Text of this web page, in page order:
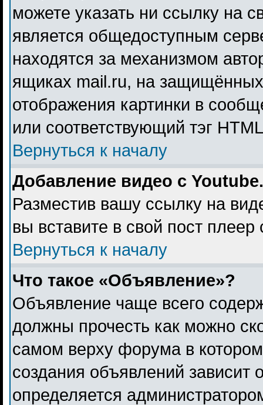
можете указать ни ссылку на
является общедоступным
находятся за механизмом
ящиках mail.ru, на
отображения картинки в
или соответствующий тэг
Вернуться к началу
Добавление видео с
Разместив вашу ссылку на
вы вставите в свой пост плеер
Вернуться к началу
Что такое «Объявление»?
Объявление чаще всего
должны прочесть как можно
самом верху форума в
создания объявлений зависит
определяется